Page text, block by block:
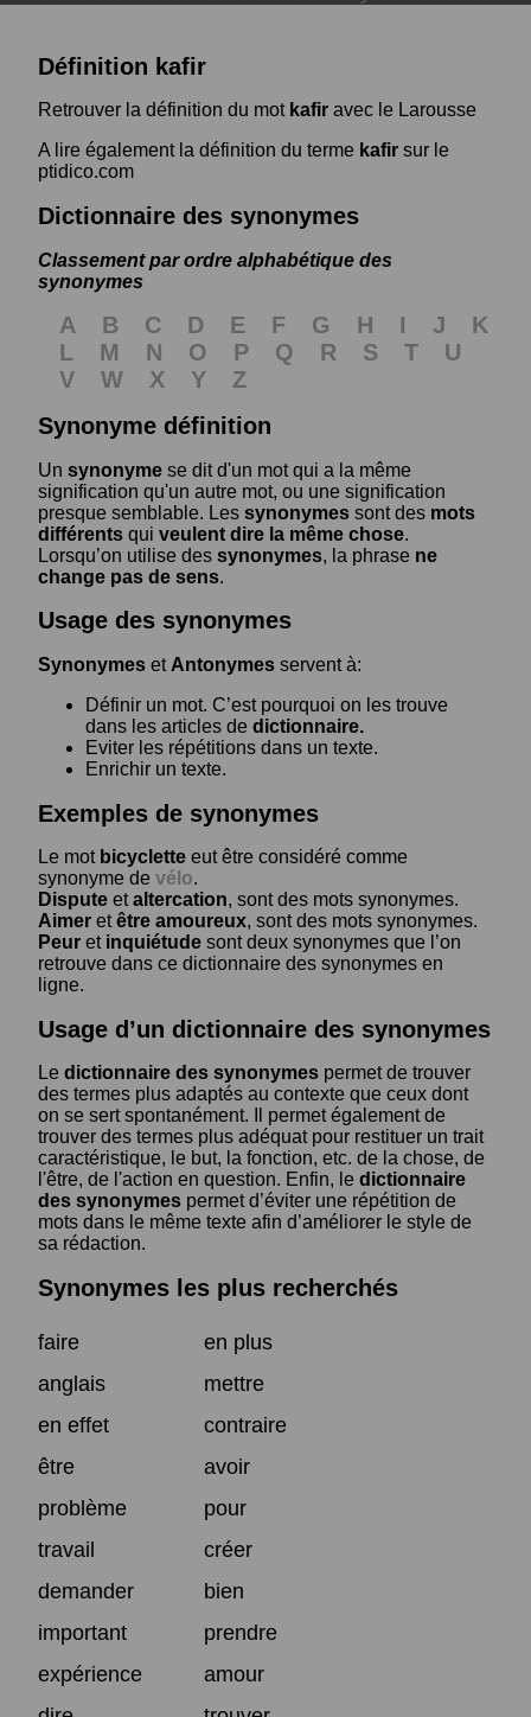
Définition kafir
Retrouver la définition du mot kafir avec le Larousse
A lire également la définition du terme kafir sur le
ptidico.com
Dictionnaire des synonymes
Classement par ordre alphabétique des
synonymes
A B C D E F G H I J
K
L
M N O P Q R S T
U
V
W X Y
Z
Synonyme définition
Un synonyme se dit d'un mot qui a la même
signification qu'un autre mot, ou une signification
presque semblable. Les synonymes sont des mots
différents qui veulent dire la même chose.
Lorsqu’on utilise des synonymes, la phrase ne
change pas de sens.
Usage des synonymes
Synonymes et Antonymes servent à:
Définir un mot. C’est pourquoi on les trouve
dans les articles de dictionnaire.
Eviter les répétitions dans un texte.
Enrichir un texte.
Exemples de synonymes
Le mot bicyclette eut être considéré comme
synonyme de vélo.
Dispute etaltercation, sont des mots synonymes.
Aimer etêtre amoureux, sont des mots synonymes.
Peur et inquiétude sont deux synonymes que l’on
retrouve dans ce dictionnaire des synonymes en
ligne.
Usage d’un dictionnaire des synonymes
Le dictionnaire des synonymes permet de trouver
des termes plus adaptés au contexte que ceux dont
on se sert spontanément. Il permet également de
trouver des termes plus adéquat pour restituer un trait
caractéristique, le but, la fonction, etc. de la chose, de
l'être, de l'action en question. Enfin, le dictionnaire
des synonymes permet d’éviter une répétition de
mots dans le même texte afin d’améliorer le style de
sa rédaction.
Synonymes les plus recherchés
faire
en plus
anglais
mettre
en effet
contraire
être
avoir
problème
pour
travail
créer
demander
bien
important
prendre
expérience
amour